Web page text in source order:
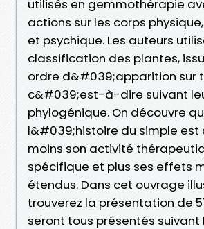
utilisés en gemmothérapie
actions sur les corps
et psychique. Les auteurs
classification des plantes,
ordre d&#039;apparition sur
c&#039;est-à-dire suivant
phylogénique. On découvre
l&#039;histoire du simple est
moins son activité
spécifique et plus ses effets
étendus. Dans cet ouvrage
trouverez la présentation de
seront tous présentés suivant